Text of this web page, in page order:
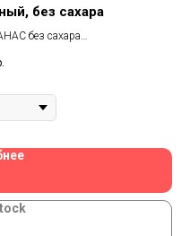
без сахара
без сахара